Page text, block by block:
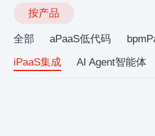
按产品
全部 aPaaS低代码
iPaaS集成
AI Agent智能体